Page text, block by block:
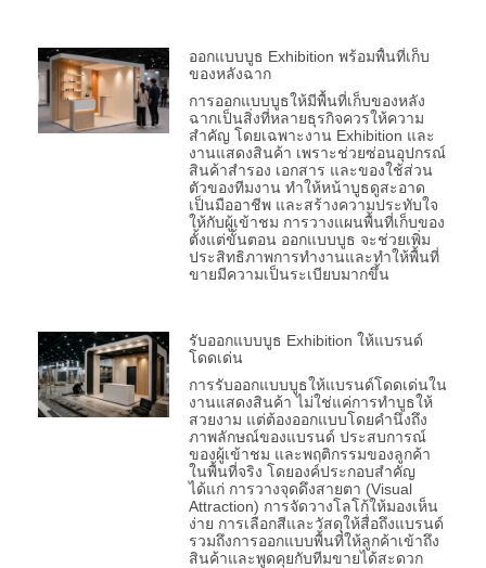
ออกแบบบูธ Exhibition พร้อมพื้นที่เก็บ
ของหลังฉาก
การออกแบบบูธให้มีพื้นที่เก็บของหลัง
ฉากเป็นสิ่งที่หลายธุรกิจควรให้ความ
สำคัญ โดยเฉพาะงาน Exhibition และ
งานแสดงสินค้า เพราะช่วยซ่อนอุปกรณ์
สินค้าสำรอง เอกสาร และของใช้ส่วน
ตัวของทีมงาน ทำให้หน้าบูธดูสะอาด
เป็นมืออาชีพ และสร้างความประทับใจ
ให้กับผู้เข้าชม การวางแผนพื้นที่เก็บของ
ตั้งแต่ขั้นตอน ออกแบบบูธ จะช่วยเพิ่ม
ประสิทธิภาพการทำงานและทำให้พื้นที่
ขายมีความเป็นระเบียบมากขึ้น
รับออกแบบบูธ Exhibition ให้แบรนด์
โดดเด่น
การรับออกแบบบูธให้แบรนด์โดดเด่นใน
งานแสดงสินค้า ไม่ใช่แค่การทำบูธให้
สวยงาม แต่ต้องออกแบบโดยคำนึงถึง
ภาพลักษณ์ของแบรนด์ ประสบการณ์
ของผู้เข้าชม และพฤติกรรมของลูกค้า
ในพื้นที่จริง โดยองค์ประกอบสำคัญ
ได้แก่ การวางจุดดึงสายตา (Visual
Attraction) การจัดวางโลโก้ให้มองเห็น
ง่าย การเลือกสีและวัสดุให้สื่อถึงแบรนด์
รวมถึงการออกแบบพื้นที่ให้ลูกค้าเข้าถึง
สินค้าและพูดคุยกับทีมขายได้สะดวก